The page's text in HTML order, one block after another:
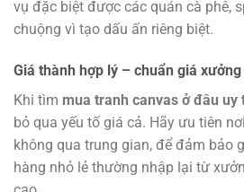
vụ đặc biệt được các quán cà phê,
chuộng vì tạo dấu ấn riêng biệt.
Giá thành hợp lý – chuẩn giá xưởng
Khi tìm mua tranh canvas ở đâu uy
bỏ qua yếu tố giá cả. Hãy ưu tiên
không qua trung gian, để đảm bảo
hàng nhỏ lẻ thường nhập lại từ